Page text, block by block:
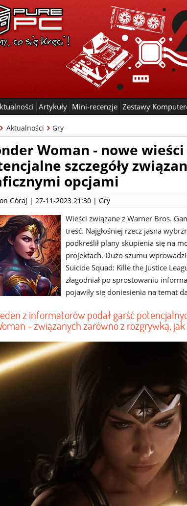
Artykuły Mini-recenzje Zestawy
Aktualności Gry
Woman - nowe
szczegóły
opcjami
Góraj | 27-11-2023 21:30 | Gry
Wieści związane z Warner Bros.
treść. Najgłośniej rzecz jasna
podkreślił plany skupienia się na
projektach. Dużo szumu
Suicide Squad: Kille the Justice
złagodniał po sprostowaniu
pojawiły się doniesienia na temat
z informatorów podał garść
- związanych zarówno z rozgrywką,